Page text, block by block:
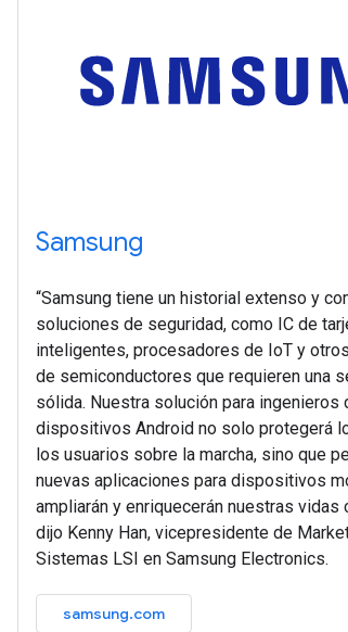
Samsung
“Samsung tiene un historial extenso y
soluciones de seguridad, como IC de
inteligentes, procesadores de IoT y
de semiconductores que requieren una
sólida. Nuestra solución para ingenieros
dispositivos Android no solo protegerá
los usuarios sobre la marcha, sino que
nuevas aplicaciones para dispositivos
ampliarán y enriquecerán nuestras vidas
dijo Kenny Han, vicepresidente de
Sistemas LSI en Samsung Electronics.
samsung.com